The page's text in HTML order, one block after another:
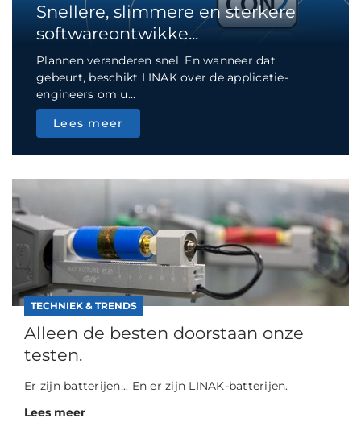
Snellere, slimmere en sterkere
softwareontwikke...
Plannen veranderen snel. En wanneer dat
gebeurt, beschikt LINAK over de applicatie-
engineers om u...
Lees meer
TECHNIEK & TRENDS
Alleen de besten doorstaan onze
testen.
Er zijn batterijen... En er zijn LINAK-batterijen.
Lees meer